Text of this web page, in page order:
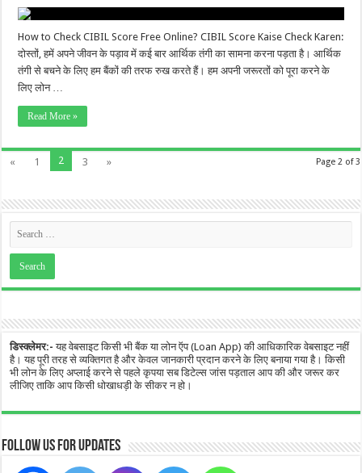
How to Check CIBIL Score Free Online? CIBIL Score Kaise Check Karen:
दोस्तों, हमें अपने जीवन के पड़ाव में कई बार आर्थिक तंगी का सामना करना पड़ता है। आर्थिक
तंगी से बचने के लिए हम बैंकों की तरफ रुख करते हैं। हम अपनी जरूरतों को पूरा करने के
लिए लोन …
Read More »
Page 2 of 3
« 1 2 3 »
डिस्क्लेमर:- यह वेबसाइट किसी भी बैंक या लोन ऍप (Loan App) की आधिकारिक वेबसाइट नहीं
है। यह पूरी तरह से व्यक्तिगत है और केवल जानकारी प्रदान करने के लिए बनाया गया है। किसी
भी लोन के लिए अप्लाई करने से पहले कृपया सब डिटेल्स जांस पड़ताल आप की और जरूर कर
लीजिए ताकि आप किसी धोखाधड़ी के सीकर न हो।
Follow Us for Updates